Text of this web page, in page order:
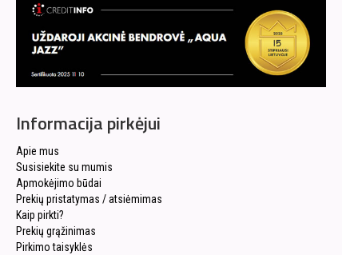
Informacija pirkėjui
Apie mus
Susisiekite su mumis
Apmokėjimo būdai
Prekių pristatymas / atsiėmimas
Kaip pirkti?
Prekių grąžinimas
Pirkimo taisyklės